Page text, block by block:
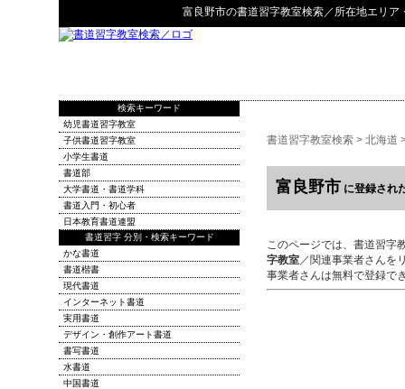
富良野市の書道習字教室検索／所在地エリア
書道習字教室検索 > 北海道
富良野市 に登録され
このページでは、書道習字
字教室／関連事業者さんを
事業者さんは無料で登録で
検索キーワード
幼児書道習字教室
子供書道習字教室
小学生書道
書道部
大学書道・書道学科
書道入門・初心者
日本教育書道連盟
書道習字 分別・検索キーワード
かな書道
書道楷書
現代書道
インターネット書道
実用書道
デザイン・創作アート書道
書写書道
水書道
中国書道